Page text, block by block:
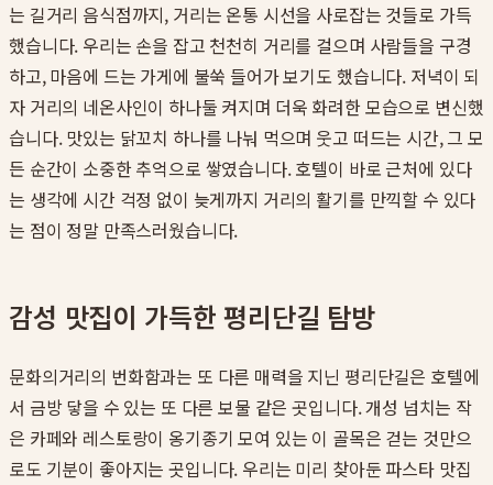
는 길거리 음식점까지, 거리는 온통 시선을 사로잡는 것들로 가득
했습니다. 우리는 손을 잡고 천천히 거리를 걸으며 사람들을 구경
하고, 마음에 드는 가게에 불쑥 들어가 보기도 했습니다. 저녁이 되
자 거리의 네온사인이 하나둘 켜지며 더욱 화려한 모습으로 변신했
습니다. 맛있는 닭꼬치 하나를 나눠 먹으며 웃고 떠드는 시간, 그 모
든 순간이 소중한 추억으로 쌓였습니다. 호텔이 바로 근처에 있다
는 생각에 시간 걱정 없이 늦게까지 거리의 활기를 만끽할 수 있다
는 점이 정말 만족스러웠습니다.
감성 맛집이 가득한 평리단길 탐방
문화의거리의 번화함과는 또 다른 매력을 지닌 평리단길은 호텔에
서 금방 닿을 수 있는 또 다른 보물 같은 곳입니다. 개성 넘치는 작
은 카페와 레스토랑이 옹기종기 모여 있는 이 골목은 걷는 것만으
로도 기분이 좋아지는 곳입니다. 우리는 미리 찾아둔 파스타 맛집